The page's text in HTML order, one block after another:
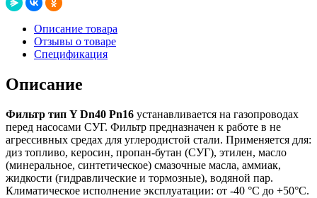
Описание товара
Отзывы о товаре
Спецификация
Описание
Фильтр тип Y Dn40 Рn16 устанавливается на газопроводах
перед насосами СУГ. Фильтр предназначен к работе в не
агрессивных средах для углеродистой стали. Применяется для:
диз топливо, керосин, пропан-бутан (СУГ), этилен, масло
(минеральное, синтетическое) смазочные масла, аммиак,
жидкости (гидравлические и тормозные), водяной пар.
Климатическое исполнение эксплуатации: от -40 °C до +50°C.